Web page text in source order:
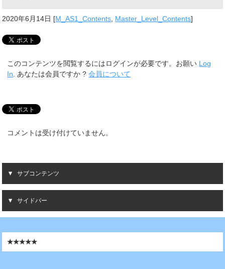
2020年6月14日 [M_AS1_Contents, Master_Level_Contents]
このコンテンツを閲覧するにはログインが必要です。お願い Log
In. あなたは会員ですか ?会員について
コメントは受け付けていません。
サブコンテンツ
サイドバー
★★★★★